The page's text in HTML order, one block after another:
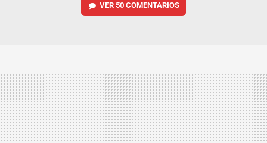
VER 50 COMENTARIOS